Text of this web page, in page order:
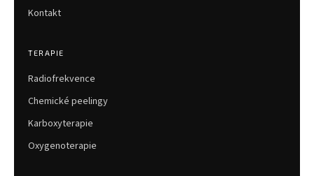
Kontakt
TERAPIE
Radiofrekvence
Chemické peelingy
Karboxyterapie
Oxygenoterapie